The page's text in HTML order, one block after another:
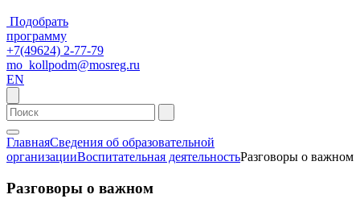
Подобрать
программу
+7(49624) 2-77-79
mo_kollpodm@mosreg.ru
EN
ГлавнаяСведения об образовательной
организацииВоспитательная деятельностьРазговоры о важном
Разговоры о важном